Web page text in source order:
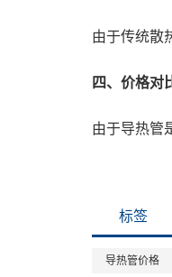
由于传统散
四、价格对
由于导热管
标签
导热管价格